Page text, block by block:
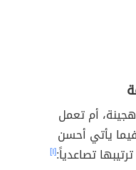
أم تعمل
يأتي أحسن
تصاعدياً:[١]